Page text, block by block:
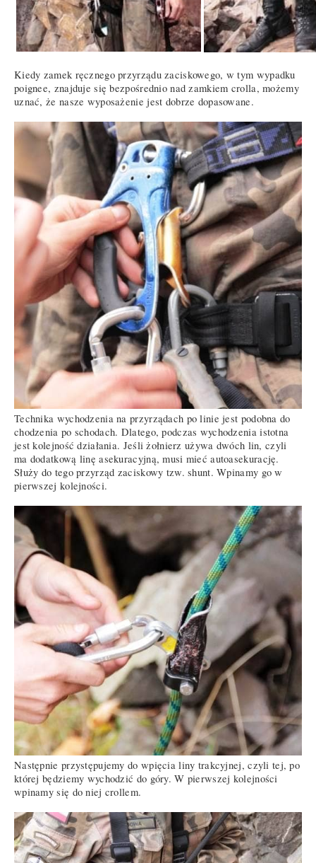
Kiedy zamek ręcznego przyrządu zaciskowego, w tym wypadku
poignee, znajduje się bezpośrednio nad zamkiem crolla, możemy
uznać, że nasze wyposażenie jest dobrze dopasowane.
Technika wychodzenia na przyrządach po linie jest podobna do
chodzenia po schodach. Dlatego, podczas wychodzenia istotna
jest kolejność działania. Jeśli żołnierz używa dwóch lin, czyli
ma dodatkową linę asekuracyjną, musi mieć autoasekurację.
Służy do tego przyrząd zaciskowy tzw. shunt. Wpinamy go w
pierwszej kolejności.
Następnie przystępujemy do wpięcia liny trakcyjnej, czyli tej, po
której będziemy wychodzić do góry. W pierwszej kolejności
wpinamy się do niej crollem.